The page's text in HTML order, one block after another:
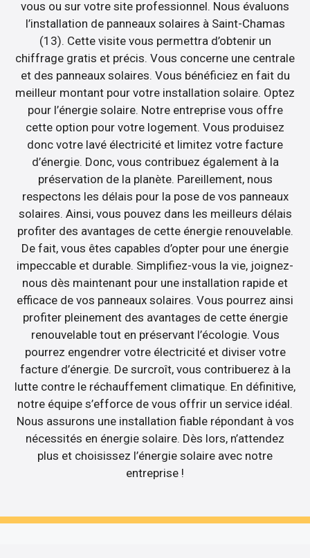
vous ou sur votre site professionnel. Nous évaluons
l’installation de panneaux solaires à Saint-Chamas
(13). Cette visite vous permettra d’obtenir un
chiffrage gratis et précis. Vous concerne une centrale
et des panneaux solaires. Vous bénéficiez en fait du
meilleur montant pour votre installation solaire. Optez
pour l’énergie solaire. Notre entreprise vous offre
cette option pour votre logement. Vous produisez
donc votre lavé électricité et limitez votre facture
d’énergie. Donc, vous contribuez également à la
préservation de la planète. Pareillement, nous
respectons les délais pour la pose de vos panneaux
solaires. Ainsi, vous pouvez dans les meilleurs délais
profiter des avantages de cette énergie renouvelable.
De fait, vous êtes capables d’opter pour une énergie
impeccable et durable. Simplifiez-vous la vie, joignez-
nous dès maintenant pour une installation rapide et
efficace de vos panneaux solaires. Vous pourrez ainsi
profiter pleinement des avantages de cette énergie
renouvelable tout en préservant l’écologie. Vous
pourrez engendrer votre électricité et diviser votre
facture d’énergie. De surcroît, vous contribuerez à la
lutte contre le réchauffement climatique. En définitive,
notre équipe s’efforce de vous offrir un service idéal.
Nous assurons une installation fiable répondant à vos
nécessités en énergie solaire. Dès lors, n’attendez
plus et choisissez l’énergie solaire avec notre
entreprise !